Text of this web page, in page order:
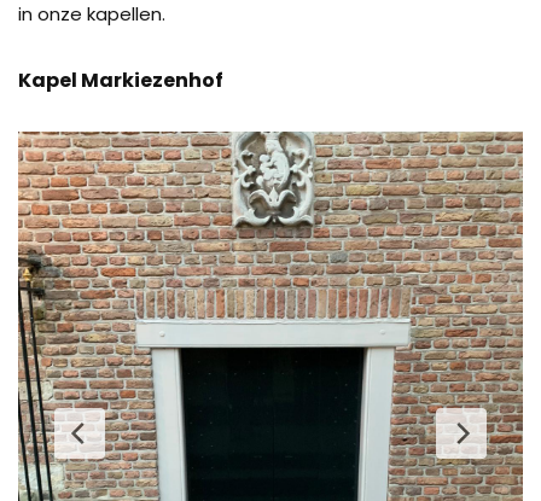
in onze kapellen.
Kapel Markiezenhof